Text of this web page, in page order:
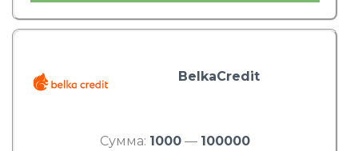
BelkaCredit
Сумма: 1000 — 100000